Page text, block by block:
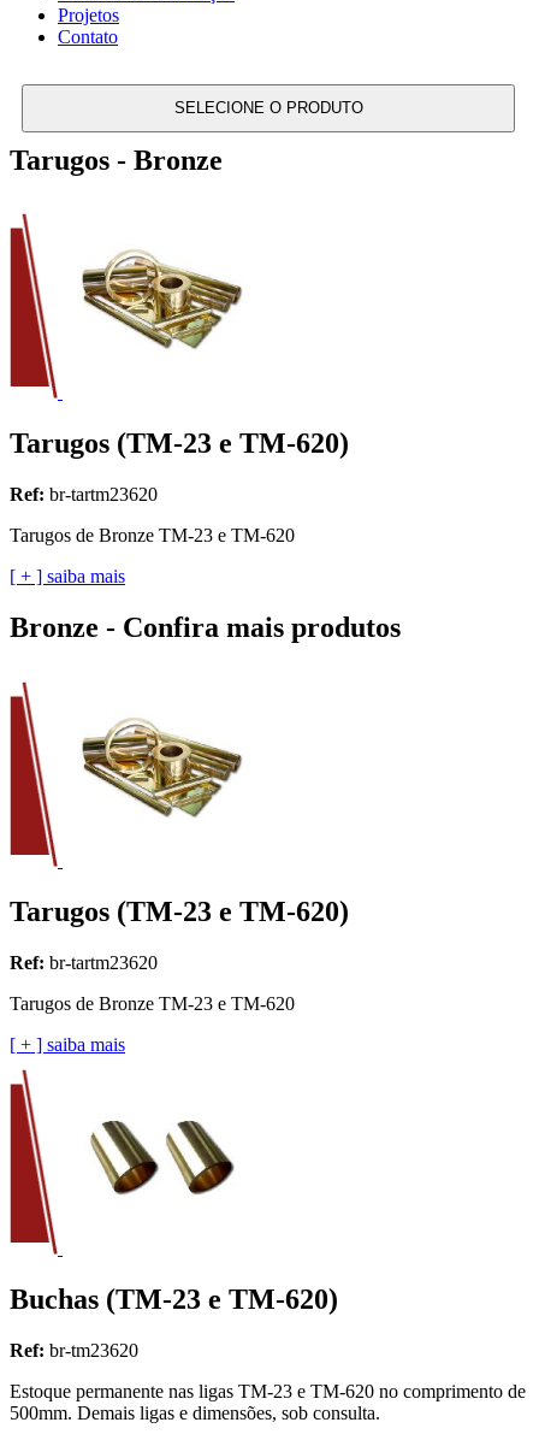
Projetos
Contato
SELECIONE O PRODUTO
Tarugos - Bronze
Tarugos (TM-23 e TM-620)
Ref: br-tartm23620
Tarugos de Bronze TM-23 e TM-620
[ + ] saiba mais
Bronze - Confira mais produtos
Tarugos (TM-23 e TM-620)
Ref: br-tartm23620
Tarugos de Bronze TM-23 e TM-620
[ + ] saiba mais
Buchas (TM-23 e TM-620)
Ref: br-tm23620
Estoque permanente nas ligas TM-23 e TM-620 no comprimento de
500mm. Demais ligas e dimensões, sob consulta.